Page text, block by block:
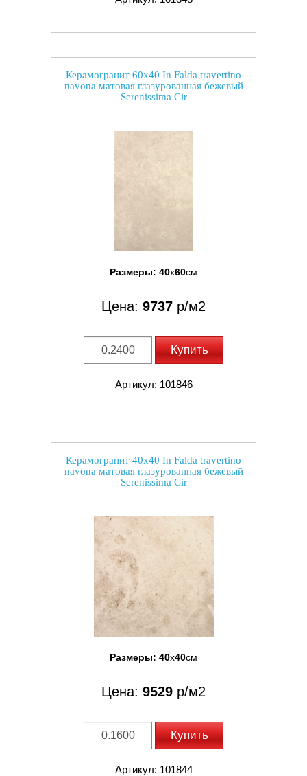
Керамогранит 60x40 In Falda travertino
navona матовая глазурованная бежевый
Serenissima Cir
Размеры: 40x60см
Цена: 9737 р/м2
Купить
Артикул: 101846
Керамогранит 40x40 In Falda travertino
navona матовая глазурованная бежевый
Serenissima Cir
Размеры: 40x40см
Цена: 9529 р/м2
Купить
Артикул: 101844